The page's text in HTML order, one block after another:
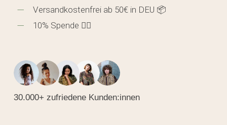
Versandkostenfrei ab 50€ in DEU 📦
10% Spende 🖐🏼
30.000+ zufriedene Kunden:innen